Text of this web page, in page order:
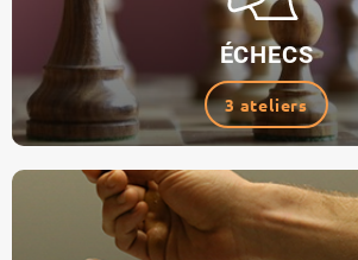
ÉCHECS
3 ateliers